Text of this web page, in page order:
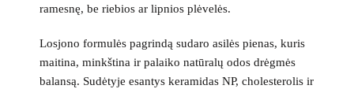
ramesnę, be riebios ar lipnios plėvelės.
Losjono formulės pagrindą sudaro asilės pienas, kuris
maitina, minkština ir palaiko natūralų odos drėgmės
balansą. Sudėtyje esantys keramidas NP, cholesterolis ir